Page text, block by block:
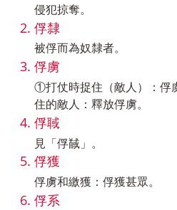
侵犯掠奪。
俘隸
被俘而為奴隸者。
俘虜
①打仗時捉住（敵人）：俘
住的敵人：釋放俘虜。
俘聝
見「俘馘」。
俘獲
俘虜和繳獲：俘獲甚眾。
俘系